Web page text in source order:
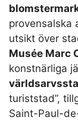
provensalska
utsikt över
Musée Marc
konstnärliga
turiststad”,
Saint-Paul-